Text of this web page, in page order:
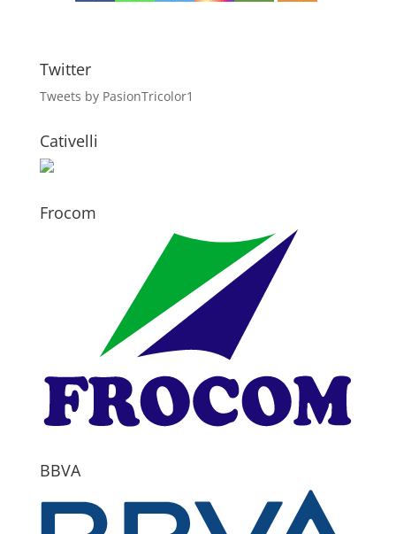
Twitter
Tweets by PasionTricolor1
Cativelli
Frocom
BBVA